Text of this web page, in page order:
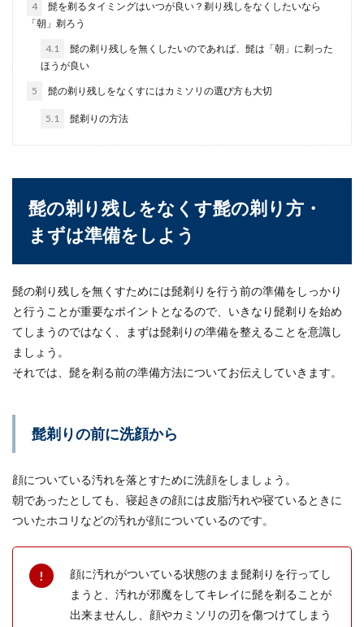
「電気工事士」という資格が必要なのですが、電
メガネをかけた時のマスクの曇り止め
年齢が高くなり、運転免許証を返納したほうが良
いのではないかと考えている人もいるのではない
でしょうか。...
女性のための対処法
ですが、嫉妬深いとなると疲れると感じてしまう
こともあるで...
一人暮らしに欠かせないのがご飯、白米ですよ
4
髭を剃るタイミングはいつが良い？剃り残しをなくしたいなら
「朝」剃ろう
4.1
髭の剃り残しを無くしたいのであれば、髭は「朝」に剃った
ほうが良い
5 髭の剃り残しをなくすにはカミソリの選び方も大切
5.1 髭剃りの方法
髭の剃り残しをなくす髭の剃り方・
まずは準備をしよう
髭の剃り残しを無くすためには髭剃りを行う前の準備をしっかり
と行うことが重要なポイントとなるので、いきなり髭剃りを始め
てしまうのではなく、まずは髭剃りの準備を整えることを意識し
ましょう。
それでは、髭を剃る前の準備方法についてお伝えしていきます。
髭剃りの前に洗顔から
顔についている汚れを落とすために洗顔をしましょう。
朝であったとしても、寝起きの顔には皮脂汚れや寝ているときに
ついたホコリなどの汚れが顔についているのです。
顔に汚れがついている状態のまま髭剃りを行ってし
まうと、汚れが邪魔をしてキレイに髭を剃ることが
出来ませんし、顔やカミソリの刃を傷つけてしまう